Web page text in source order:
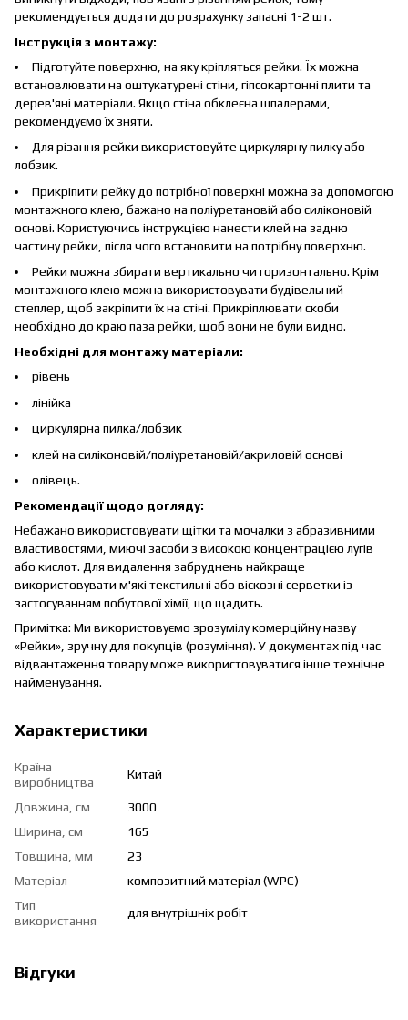
рекомендується додати до розрахунку запасні 1-2 шт.
Інструкція з монтажу:
Підготуйте поверхню, на яку кріпляться рейки. Їх можна
встановлювати на оштукатурені стіни, гіпсокартонні плити та
дерев'яні матеріали. Якщо стіна обклеєна шпалерами,
рекомендуємо їх зняти.
Для різання рейки використовуйте циркулярну пилку або
лобзик.
Прикріпити рейку до потрібної поверхні можна за допомогою
монтажного клею, бажано на поліуретановій або силіконовій
основі. Користуючись інструкцією нанести клей на задню
частину рейки, після чого встановити на потрібну поверхню.
Рейки можна збирати вертикально чи горизонтально. Крім
монтажного клею можна використовувати будівельний
степлер, щоб закріпити їх на стіні. Прикріплювати скоби
необхідно до краю паза рейки, щоб вони не були видно.
Необхідні для монтажу матеріали:
рівень
лінійка
циркулярна пилка/лобзик
клей на силіконовій/поліуретановій/акриловій основі
олівець.
Рекомендації щодо догляду:
Небажано використовувати щітки та мочалки з абразивними
властивостями, миючі засоби з високою концентрацією лугів
або кислот. Для видалення забруднень найкраще
використовувати м'які текстильні або віскозні серветки із
застосуванням побутової хімії, що щадить.
Примітка: Ми використовуємо зрозумілу комерційну назву
«Рейки», зручну для покупців (розуміння). У документах під час
відвантаження товару може використовуватися інше технічне
найменування.
Характеристики
Країна
виробництва
Китай
Довжина, см
3000
Ширина, см
165
Товщина, мм
23
Матеріал
композитний матеріал (WPC)
Тип
використання
для внутрішніх робіт
Відгуки